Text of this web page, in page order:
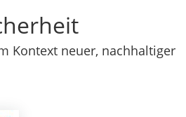
Kontext neuer, nachhaltiger